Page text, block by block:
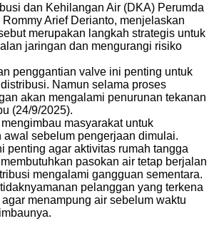
dan Kehilangan Air (DKA) Perumda
Arief Derianto, menjelaskan
merupakan langkah strategis untuk
jaringan dan mengurangi risiko
penggantian valve ini penting untuk
Namun selama proses
akan mengalami penurunan tekanan
(24/9/2025).
masyarakat untuk
awal sebelum pengerjaan dimulai.
penting agar aktivitas rumah tangga
pasokan air tetap berjalan
mengalami gangguan sementara.
pelanggan yang terkena
menampung air sebelum waktu